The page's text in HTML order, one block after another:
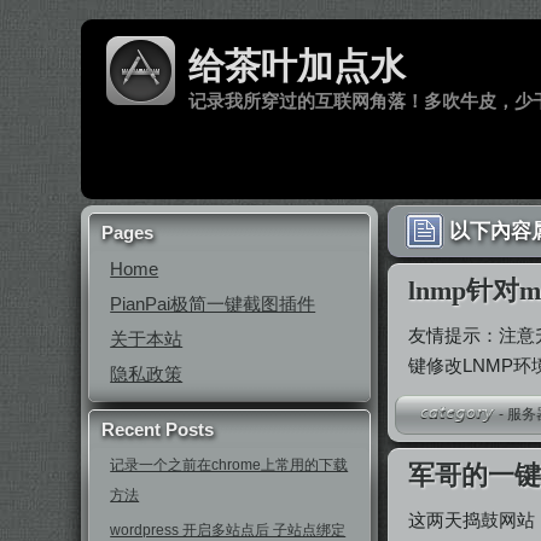
给茶叶加点水
记录我所穿过的互联网角落！多吹牛皮，少
Pages
Home
PianPai极简一键截图插件
关于本站
隐私政策
Recent Posts
记录一个之前在chrome上常用的下载
方法
wordpress 开启多站点后 子站点绑定
以下內容
lnmp针对
友情提示：注
键修改LNMP环
-服务
军哥的一
这两天捣鼓网